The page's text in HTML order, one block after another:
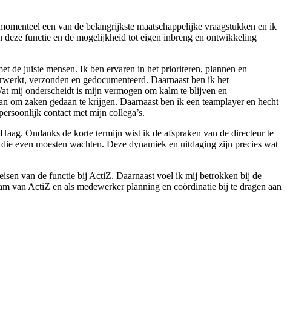
een van de belangrijkste maatschappelijke vraagstukken en ik
functie en de mogelijkheid tot eigen inbreng en ontwikkeling
de juiste mensen. Ik ben ervaren in het prioriteren, plannen en
verzonden en gedocumenteerd. Daarnaast ben ik het
mij onderscheidt is mijn vermogen om kalm te blijven en
om zaken gedaan te krijgen. Daarnaast ben ik een teamplayer en hecht
contact met mijn collega’s.
Ondanks de korte termijn wist ik de afspraken van de directeur te
even moesten wachten. Deze dynamiek en uitdaging zijn precies wat
van de functie bij ActiZ. Daarnaast voel ik mij betrokken bij de
van ActiZ en als medewerker planning en coördinatie bij te dragen aan